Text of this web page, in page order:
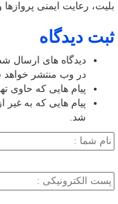
بلیت، رعایت ایمنی پروازها
ثبت دیدگاه
دیدگاه های ارسال
در وب منتشر خواهد
پیام هایی که حاوی
پیام هایی که به غیر
شد.